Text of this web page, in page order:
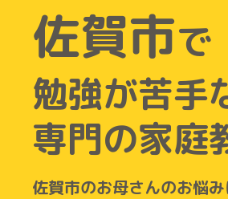
佐賀市で
勉強が苦手
専門の家庭
佐賀市のお母さんのお悩み